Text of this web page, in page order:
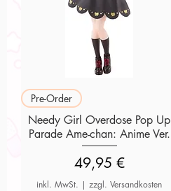
Schnellansicht
Pre-Order
Needy Girl Overdose Pop Up
Parade Ame-chan: Anime Ver.
Preis
49,95 €
inkl. MwSt. |zzgl. Versandkosten